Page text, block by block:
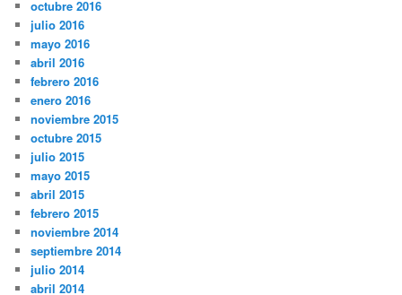
octubre 2016
julio 2016
mayo 2016
abril 2016
febrero 2016
enero 2016
noviembre 2015
octubre 2015
julio 2015
mayo 2015
abril 2015
febrero 2015
noviembre 2014
septiembre 2014
julio 2014
abril 2014